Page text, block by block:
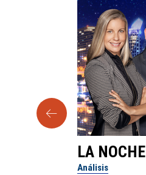
9:30 a.m. ET
LA NOCHE
Análisis